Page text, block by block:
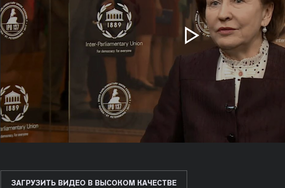
ЗАГРУЗИТЬ ВИДЕО В ВЫСОКОМ КАЧЕСТВЕ